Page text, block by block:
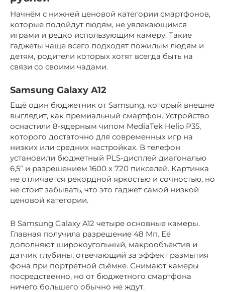
Начнём с нижней ценовой категории смартфонов,
которые подойдут людям, не увлекающимся
играми и редко использующим камеру. Такие
гаджеты чаще всего подходят пожилым людям и
детям, родители которых хотят всегда быть на
связи со своими чадами.
Samsung Galaxy A12
Ещё один бюджетник от Samsung, который внешне
выглядит, как премиальный смартфон. Устройство
оснастили 8-ядерным чипом MediaTek Helio P35,
которого достаточно для современных игр на
низких или средних настройках. В телефон
установили бюджетный PLS-дисплей диагональю
6,5” и разрешением 1600 х 720 пикселей. Картинка
не отличается рекордной яркостью и сочностью, но
не стоит забывать, что это гаджет самой низкой
ценовой категории.
В Samsung Galaxy A12 четыре основные камеры.
Главная получила разрешение 48 Мп. Её
дополняют широкоугольный, макрообъектив и
датчик глубины, отвечающий за эффект размытия
фона при портретной съёмке. Снимают камеры
посредственно, но от бюджетного смартфона
ничего большего обычно не ждут.